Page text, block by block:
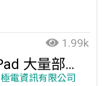
1.99k
iPad 大量部署方案
極電資訊有限公司